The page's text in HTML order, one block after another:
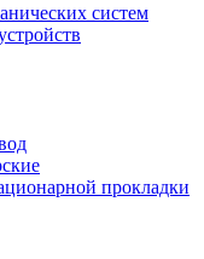
систем
прокладки